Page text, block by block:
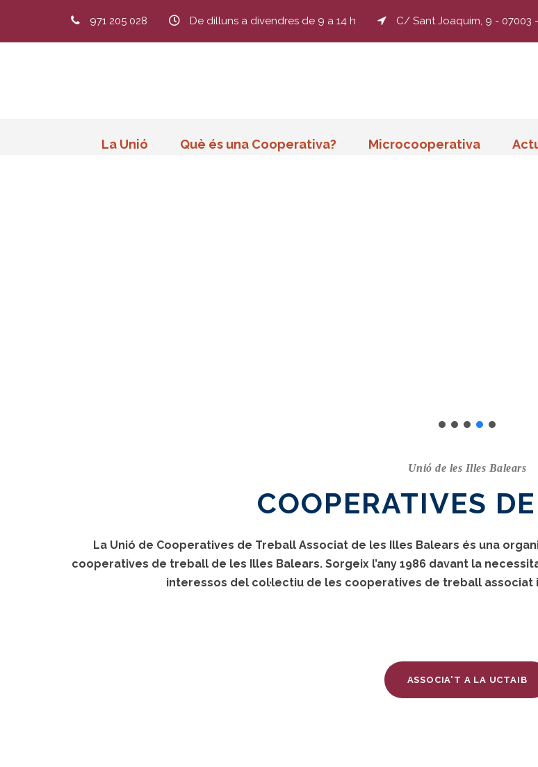
971 205 028 De dilluns a divendres de 9 a 14 h C/ Sant Joaquim, 9 - 07003
La Unió Què és una Cooperativa? Microcooperativa
Unió de les Illes Balears
COOPERATIVES
La Unió de Cooperatives de Treball Associat de les Illes Balears és una
cooperatives de treball de les Illes Balears. Sorgeix l’any 1986 davant la
interessos del col·lectiu de les cooperatives de treball
ASSOCIA'T A LA UCTAIB